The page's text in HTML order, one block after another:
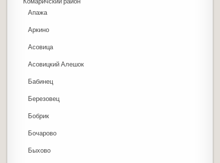
Апажа
Аркино
Асовица
Асовицкий Алешок
Бабинец
Березовец
Бобрик
Бочарово
Быхово